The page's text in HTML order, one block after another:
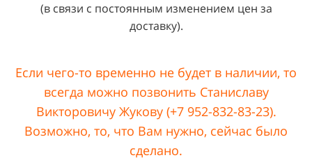
(в связи с постоянным изменением цен за
доставку).
Если чего-то временно не будет в наличии, то
всегда можно позвонить Станиславу
Викторовичу Жукову (+7 952-832-83-23).
Возможно, то, что Вам нужно, сейчас было
сделано.